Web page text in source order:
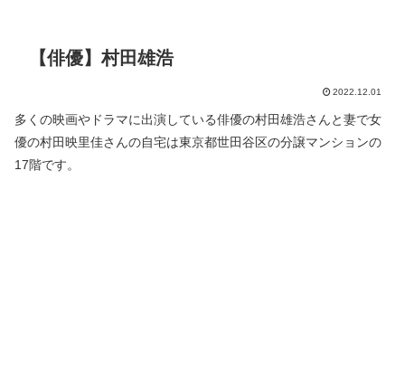
【俳優】村田雄浩
2022.12.01
多くの映画やドラマに出演している俳優の村田雄浩さんと妻で女
優の村田映里佳さんの自宅は東京都世田谷区の分譲マンションの
17階です。